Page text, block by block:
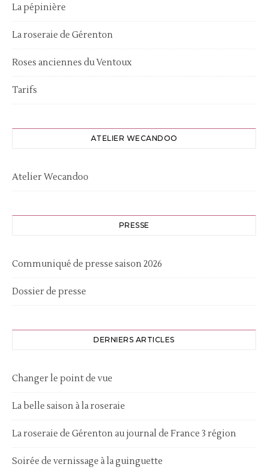
La pépinière
La roseraie de Gérenton
Roses anciennes du Ventoux
Tarifs
ATELIER WECANDOO
Atelier Wecandoo
PRESSE
Communiqué de presse saison 2026
Dossier de presse
DERNIERS ARTICLES
Changer le point de vue
La belle saison à la roseraie
La roseraie de Gérenton au journal de France 3 région
Soirée de vernissage à la guinguette